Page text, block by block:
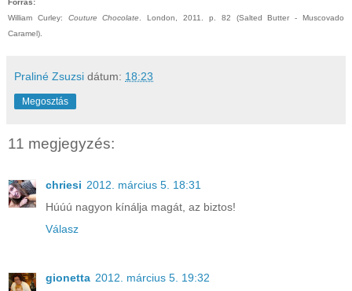
Forrás:
William Curley: Couture Chocolate. London, 2011. p. 82 (Salted Butter - Muscovado
Caramel).
Praliné Zsuzsi dátum: 18:23
Megosztás
11 megjegyzés:
chriesi 2012. március 5. 18:31
Húúú nagyon kínálja magát, az biztos!
Válasz
gionetta 2012. március 5. 19:32